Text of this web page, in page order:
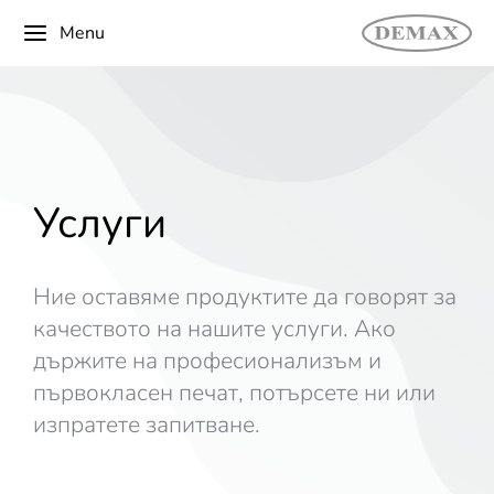
Menu
Услуги
Ние оставяме продуктите да говорят за
качеството на нашите услуги. Ако
държите на професионализъм и
първокласен печат, потърсете ни или
изпратете запитване.